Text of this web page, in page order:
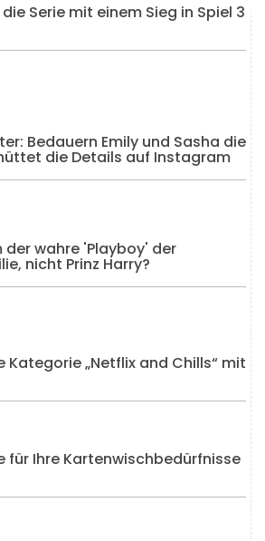
Serie mit einem Sieg in Spiel 3
Bedauern Emily und Sasha die
die Details auf Instagram
der wahre 'Playboy' der
nicht Prinz Harry?
Kategorie „Netflix and Chills“ mit
für Ihre Kartenwischbedürfnisse